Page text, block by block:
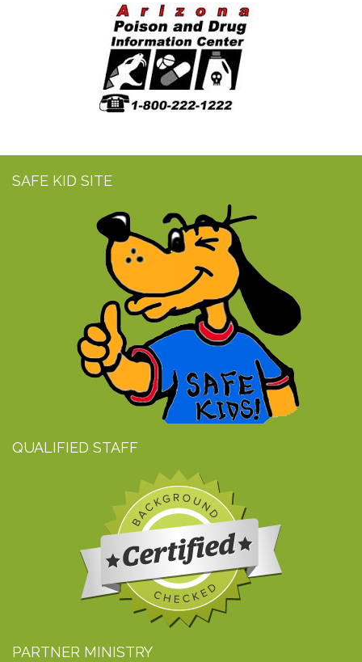
SAFE KID SITE
QUALIFIED STAFF
PARTNER MINISTRY